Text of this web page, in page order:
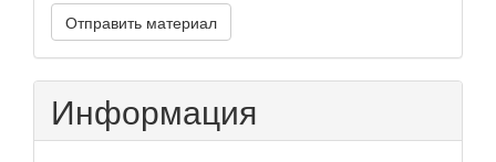
материал
Отправить материал
Информация